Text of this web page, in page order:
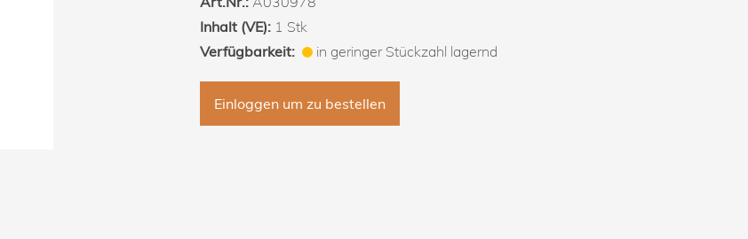
Inhalt (VE): 1 Stk
Verfügbarkeit:
in geringer Stückzahl lagernd
Einloggen um zu bestellen